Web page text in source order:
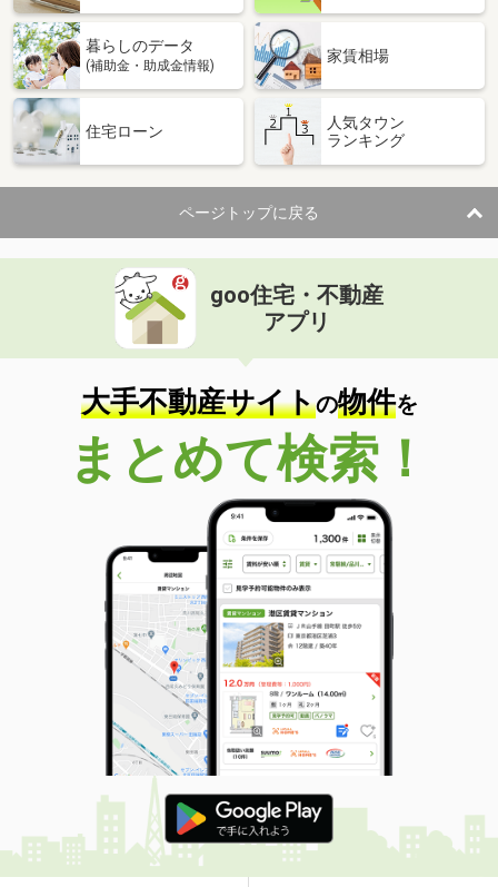
暮らしのデータ
(補助金・助成金情報)
家賃相場
住宅ローン
人気タウン
ランキング
ページトップに戻る
goo住宅・不動産
アプリ
大手不動産サイトの物件を
まとめて検索！